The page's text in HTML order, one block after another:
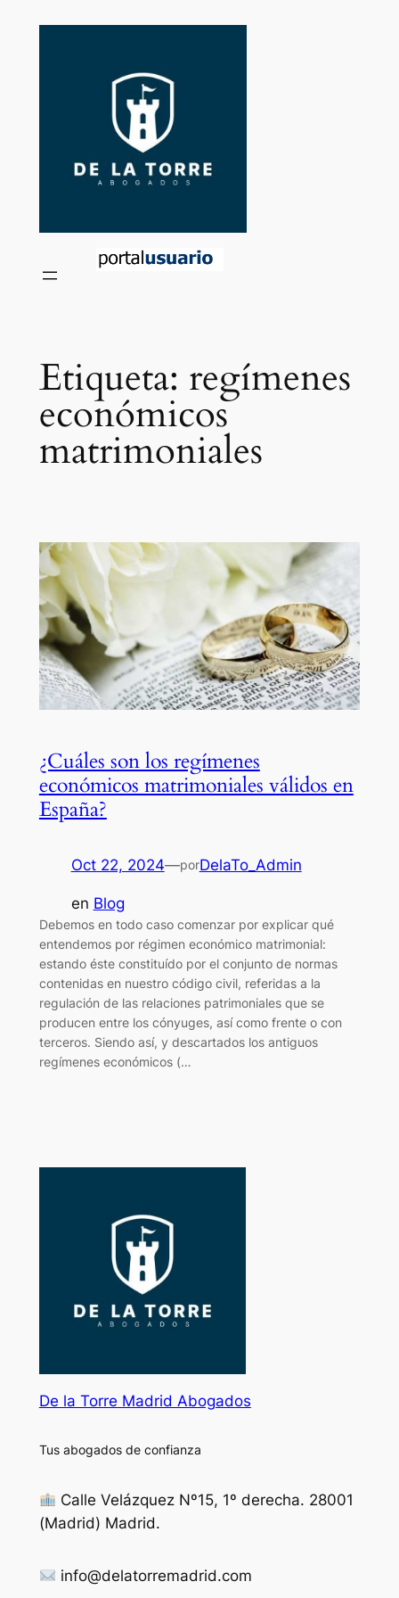
Etiqueta: regímenes
económicos
matrimoniales
¿Cuáles son los regímenes
económicos matrimoniales válidos en
España?
Oct 22, 2024—porDelaTo_Admin
en Blog
Debemos en todo caso comenzar por explicar qué
entendemos por régimen económico matrimonial:
estando éste constituído por el conjunto de normas
contenidas en nuestro código civil, referidas a la
regulación de las relaciones patrimoniales que se
producen entre los cónyuges, así como frente o con
terceros. Siendo así, y descartados los antiguos
regímenes económicos (…
De la Torre Madrid Abogados
Tus abogados de confianza
Calle Velázquez Nº15, 1º derecha. 28001
(Madrid) Madrid.
info@delatorremadrid.com